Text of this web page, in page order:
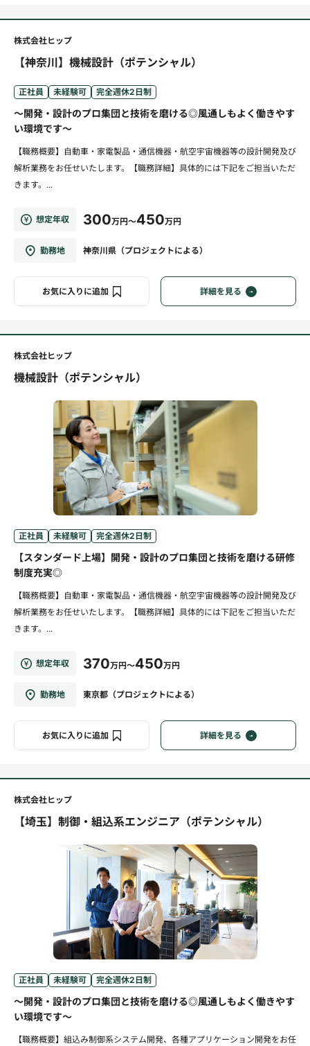
株式会社ヒップ
【神奈川】機械設計（ポテンシャル）
正社員 未経験可 完全週休2日制
～開発・設計のプロ集団と技術を磨ける◎風通しもよく働きやす
い環境です～
【職務概要】自動車・家電製品・通信機器・航空宇宙機器等の設計開発及び
解析業務をお任せいたします。【職務詳細】具体的には下記をご担当いただ
きます。...
想定年収 300万円～450万円
勤務地 神奈川県（プロジェクトによる）
お気に入りに追加 詳細を見る
株式会社ヒップ
機械設計（ポテンシャル）
正社員 未経験可 完全週休2日制
【スタンダード上場】開発・設計のプロ集団と技術を磨ける研修
制度充実◎
【職務概要】自動車・家電製品・通信機器・航空宇宙機器等の設計開発及び
解析業務をお任せいたします。【職務詳細】具体的には下記をご担当いただ
きます。...
想定年収 370万円～450万円
勤務地 東京都（プロジェクトによる）
お気に入りに追加 詳細を見る
株式会社ヒップ
【埼玉】制御・組込系エンジニア（ポテンシャル）
正社員 未経験可 完全週休2日制
～開発・設計のプロ集団と技術を磨ける◎風通しもよく働きやす
い環境です～
【職務概要】組込み制御系システム開発、各種アプリケーション開発をお任